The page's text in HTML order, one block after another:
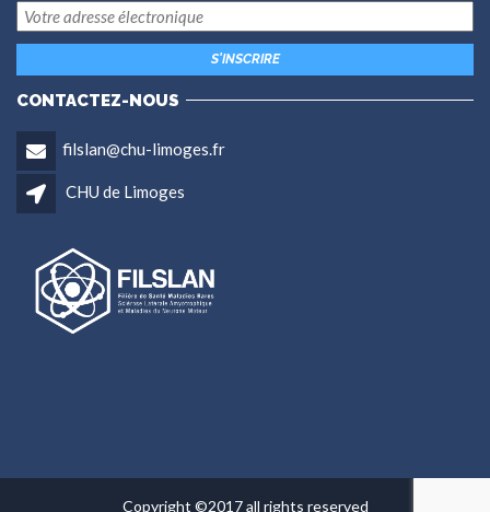
CONTACTEZ-NOUS
filslan@chu-limoges.fr
CHU de Limoges
Copyright ©2017 all rights reserved